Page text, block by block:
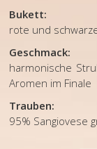
Bukett:
rote und
Geschmack:
harmonische
Aromen im Finale
Trauben:
95% Sangiovese